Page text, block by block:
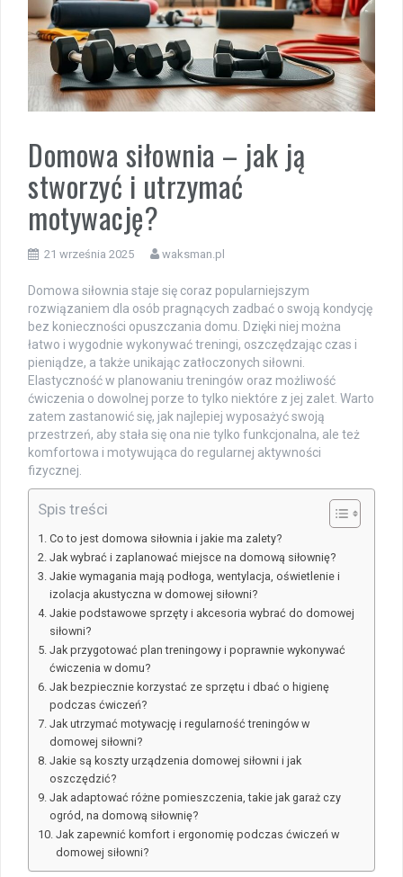
Domowa siłownia – jak ją
stworzyć i utrzymać
motywację?
21 września 2025 waksman.pl
Domowa siłownia staje się coraz popularniejszym
rozwiązaniem dla osób pragnących zadbać o swoją kondycję
bez konieczności opuszczania domu. Dzięki niej można
łatwo i wygodnie wykonywać treningi, oszczędzając czas i
pieniądze, a także unikając zatłoczonych siłowni.
Elastyczność w planowaniu treningów oraz możliwość
ćwiczenia o dowolnej porze to tylko niektóre z jej zalet. Warto
zatem zastanowić się, jak najlepiej wyposażyć swoją
przestrzeń, aby stała się ona nie tylko funkcjonalna, ale też
komfortowa i motywująca do regularnej aktywności
fizycznej.
Spis treści
Co to jest domowa siłownia i jakie ma zalety?
Jak wybrać i zaplanować miejsce na domową siłownię?
Jakie wymagania mają podłoga, wentylacja, oświetlenie i
izolacja akustyczna w domowej siłowni?
Jakie podstawowe sprzęty i akcesoria wybrać do domowej
siłowni?
Jak przygotować plan treningowy i poprawnie wykonywać
ćwiczenia w domu?
Jak bezpiecznie korzystać ze sprzętu i dbać o higienę
podczas ćwiczeń?
Jak utrzymać motywację i regularność treningów w
domowej siłowni?
Jakie są koszty urządzenia domowej siłowni i jak
oszczędzić?
Jak adaptować różne pomieszczenia, takie jak garaż czy
ogród, na domową siłownię?
Jak zapewnić komfort i ergonomię podczas ćwiczeń w
domowej siłowni?